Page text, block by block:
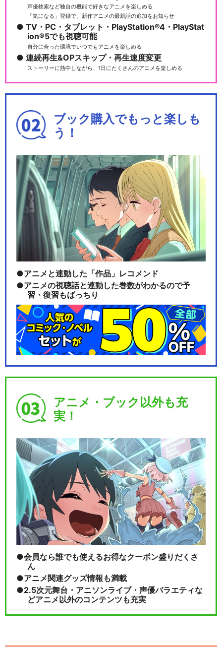
声優検索など独自の機能で好きなアニメを楽しめる
「気になる」登録で、新作アニメの最新話の追加をお知らせ
TV・PC・タブレット・PlayStation®4・PlayStat
ion®5でも視聴可能
自分に合った環境でいつでもアニメを楽しめる
連続再生&OPスキップ・再生速度変更
ストーリーに熱中しながら、1日にたくさんのアニメを楽しめる
ブック購入でもっと楽しも
う！
アニメと連動した「作品」レコメンド
アニメの視聴話と連動した巻数がわかるので予
習・復習もばっちり
アニメ・ブック以外も充
実！
会員なら誰でも使えるお得なクーポン盛りだくさ
ん
アニメ関連グッズ情報も満載
2.5次元舞台・アニソンライブ・声優バラエティな
どアニメ以外のコンテンツも充実